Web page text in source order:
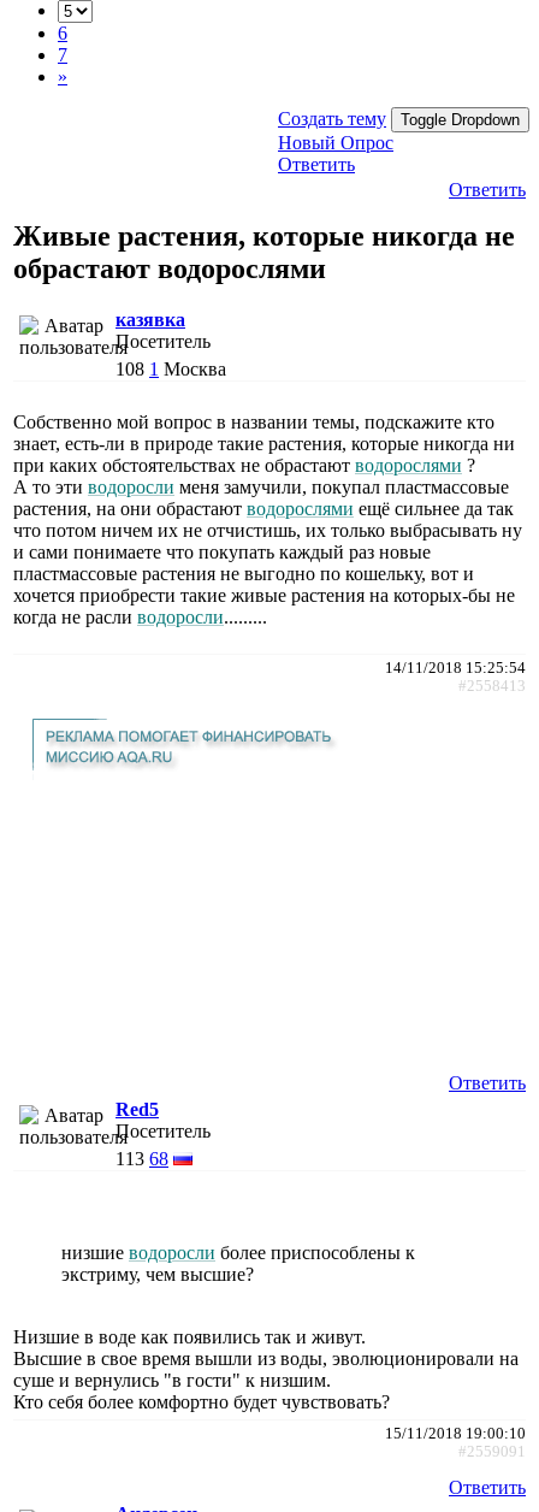
6
7
»
Создать тему Toggle Dropdown
Новый Опрос
Ответить
Ответить
Живые растения, которые никогда не
обрастают водорослями
казявка
Посетитель
108 1 Москва
Собственно мой вопрос в названии темы, подскажите кто
знает, есть-ли в природе такие растения, которые никогда ни
при каких обстоятельствах не обрастают водорослями ?
А то эти водоросли меня замучили, покупал пластмассовые
растения, на они обрастают водорослями ещё сильнее да так
что потом ничем их не отчистишь, их только выбрасывать ну
и сами понимаете что покупать каждый раз новые
пластмассовые растения не выгодно по кошельку, вот и
хочется приобрести такие живые растения на которых-бы не
когда не расли водоросли.........
14/11/2018 15:25:54
#2558413
Ответить
Red5
Посетитель
113 68
низшие водоросли более приспособлены к
экстриму, чем высшие?
Низшие в воде как появились так и живут.
Высшие в свое время вышли из воды, эволюционировали на
суше и вернулись "в гости" к низшим.
Кто себя более комфортно будет чувствовать?
15/11/2018 19:00:10
#2559091
Ответить